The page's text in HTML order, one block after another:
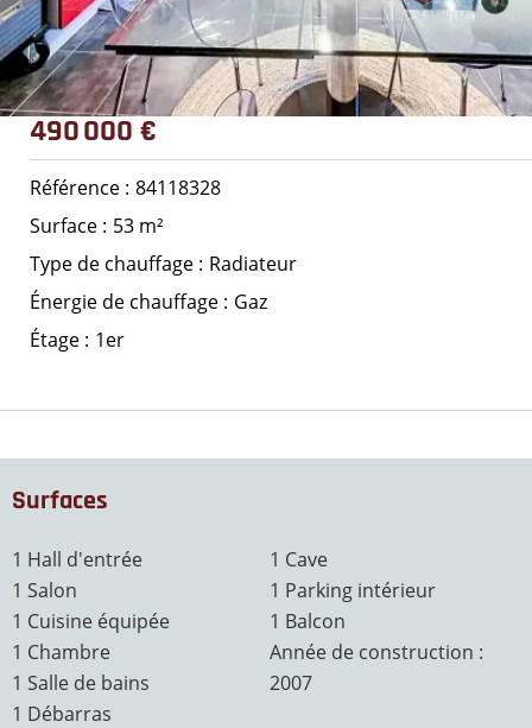
490 000 €
Référence 84118328
Surface
53 m²
Type de chauffage
Radiateur
Énergie de chauffage
Gaz
Étage
1er
Surfaces
1 Hall d'entrée
1 Salon
1 Cuisine équipée
1 Chambre
1 Salle de bains
1 Débarras
1 Cave
1 Parking intérieur
1 Balcon
Année de construction :
2007